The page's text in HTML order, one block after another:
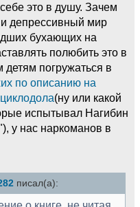
это в душу. Зачем
депрессивный мир
бухающих на
полюбить это в
погружаться в
по описанию на
(ну или какой
испытывал Нагибин
у нас наркоманов в
писал(а):